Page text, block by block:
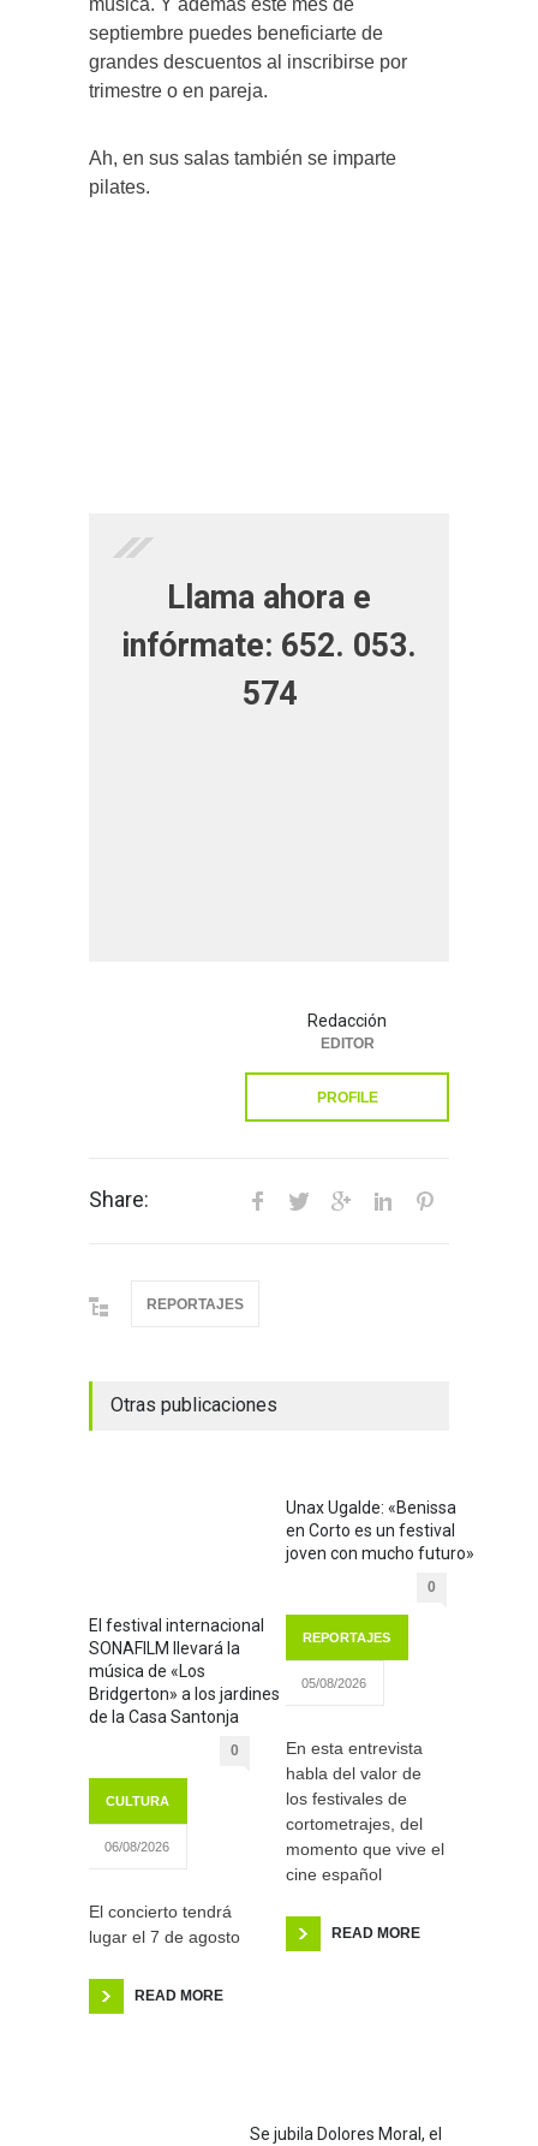
música. Y además este mes de
septiembre puedes beneficiarte de
grandes descuentos al inscribirse por
trimestre o en pareja.
Ah, en sus salas también se imparte
pilates.
Llama ahora e
infórmate: 652. 053.
574
Redacción
EDITOR
PROFILE
Share:
REPORTAJES
Otras publicaciones
El festival internacional
SONAFILM llevará la
música de «Los
Bridgerton» a los jardines
de la Casa Santonja
0
CULTURA
06/08/2026
El concierto tendrá
lugar el 7 de agosto
READ MORE
Unax Ugalde: «Benissa
en Corto es un festival
joven con mucho futuro»
0
REPORTAJES
05/08/2026
En esta entrevista
habla del valor de
los festivales de
cortometrajes, del
momento que vive el
cine español
READ MORE
Se jubila Dolores Moral, el